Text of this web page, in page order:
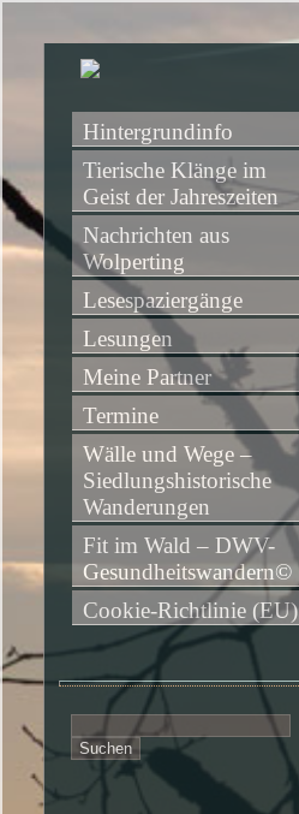
Hintergrundinfo
Tierische Klänge im
Geist der Jahreszeiten
Nachrichten aus
Wolperting
Lesespaziergänge
Lesungen
Meine Partner
Termine
Wälle und Wege –
Siedlungshistorische
Wanderungen
Fit im Wald – DWV-
Gesundheitswandern©
Cookie-Richtlinie (EU)
nach: